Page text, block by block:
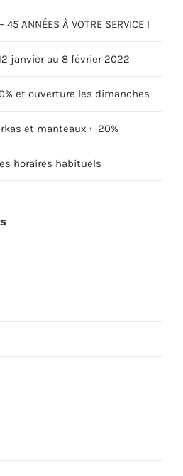
45 ANNÉES À VOTRE SERVICE !
janvier au 8 février 2022
et ouverture les dimanches
et manteaux : -20%
horaires habituels